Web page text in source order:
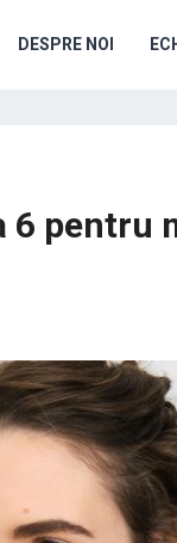
DESPRE NOI
6 pentru